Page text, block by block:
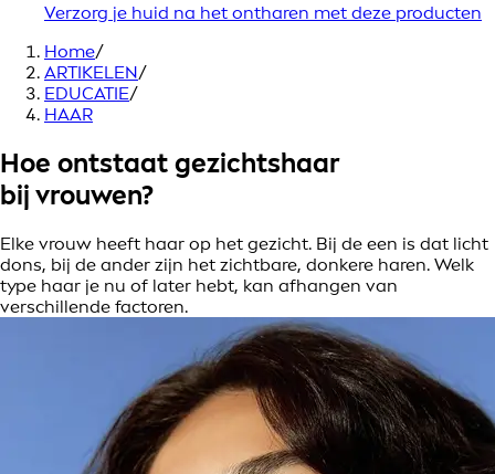
Verzorg je huid na het ontharen met deze producten
Home/
ARTIKELEN/
EDUCATIE/
HAAR
Hoe ontstaat gezichtshaar
bij vrouwen?
Elke vrouw heeft haar op het gezicht. Bij de een is dat licht
dons, bij de ander zijn het zichtbare, donkere haren. Welk
type haar je nu of later hebt, kan afhangen van
verschillende factoren.